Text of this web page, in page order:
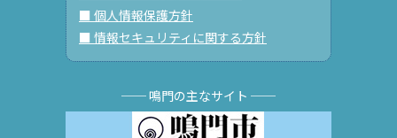
■ 個人情報保護方針
■ 情報セキュリティに関する方針
── 鳴門の主なサイト ──